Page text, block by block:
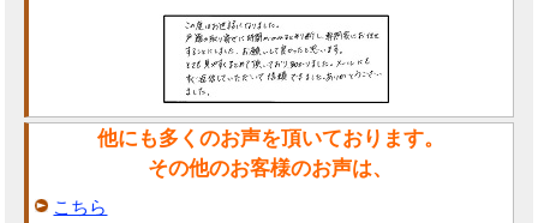
他にも多くのお声を頂いております。
その他のお客様のお声は、
こちら